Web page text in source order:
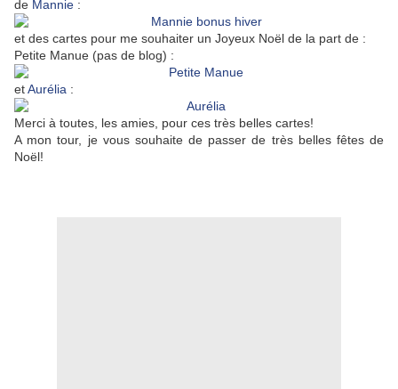
de Mannie :
et des cartes pour me souhaiter un Joyeux Noël de la part de :
Petite Manue (pas de blog) :
etAurélia :
Merci à toutes, les amies, pour ces très belles cartes!
A mon tour, je vous souhaite de passer de très belles fêtes de
Noël!